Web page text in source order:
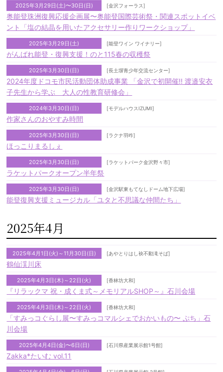
2025年3月29日(土)〜30日(日) [金沢フォーラス]
奥能登珠洲復興応援企画展〜奥能登国際芸術祭・関連スポットイベ
ント「塩の結晶を用いたアクセサリー作りワークショップ」
2025年3月29日(土) [能登ワイン ワイナリー]
がんばれ能登・復興支援！のと115春の収穫祭
2025年3月30日(日) [長土塀青少年交流センター]
2024年度ドコモ市民活動団体助成事業 「金沢で初開催!! 渡邉安衣
子先生から学ぶ 大人の性教育研修会」
2024年3月30日(日) [モデルハウスIZUMI]
作家さんのおやすみ時間
2025年3月30日(日) [ラクナ羽咋]
ほっこりまるしぇ
2025年3月30日(日) [ラケットパーク金沢野々市]
ラケットパークオープン半年祭
2025年3月30日(日) [金沢駅東もてなしドーム地下広場]
能登復興支援ミュージカル「ユタと不思議な仲間たち」
2025年4月
2025年4月1日(火)～11月30日(日) [あやとりはし袂不動滝そば]
鶴仙渓川床
2025年4月3日(木)～22日(火) [香林坊大和]
『リラックマ 祝・成くま式～メモリアルSHOP～』石川会場
2025年4月3日(木)～22日(火) [香林坊大和]
「すみっコぐらし展〜すみっコマルシェでおかいもの〜 ぷち」石
川会場
2025年4月4日(金)〜6日(日) [石川県産業展示館1号館]
Zakka*たいむ vol.11